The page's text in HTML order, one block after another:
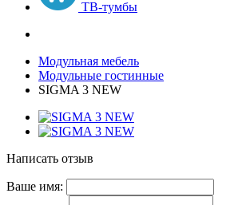
ТВ-тумбы
Модульная мебель
Модульные гостинные
SIGMA 3 NEW
Написать отзыв
Ваше имя: